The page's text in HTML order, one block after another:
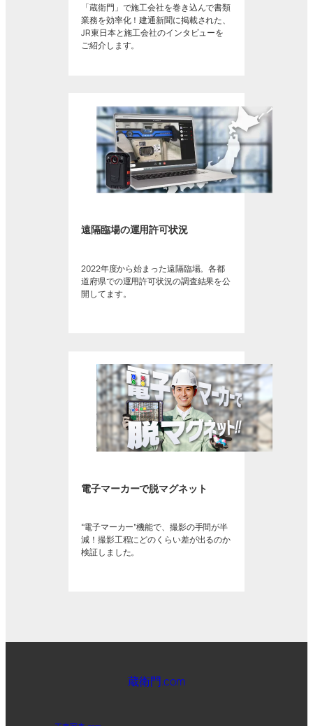
「蔵衛門」で施工会社を巻き込んで書類
業務を効率化！建通新聞に掲載された、
JR東日本と施工会社のインタビューを
ご紹介します。
遠隔臨場の運用許可状況
2022年度から始まった遠隔臨場。各都
道府県での運用許可状況の調査結果を公
開してます。
電子マーカーで脱マグネット
“電子マーカー”機能で、撮影の手間が半
減！撮影工程にどのくらい差が出るのか
検証しました。
蔵衛門.com